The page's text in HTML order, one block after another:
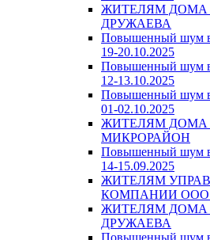
ЖИТЕЛЯМ ДОМА
ДРУЖАЕВА
Повышенный шум в
19-20.10.2025
Повышенный шум в
12-13.10.2025
Повышенный шум в
01-02.10.2025
ЖИТЕЛЯМ ДОМА
МИКРОРАЙОН
Повышенный шум в
14-15.09.2025
ЖИТЕЛЯМ
КОМПАНИИ ООО
ЖИТЕЛЯМ ДОМА
ДРУЖАЕВА